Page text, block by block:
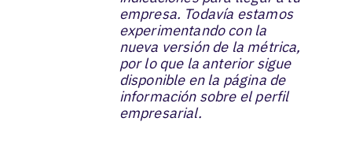
empresa. Todavía estamos
experimentando con la
nueva versión de la métrica,
por lo que la anterior sigue
disponible en la página de
información sobre el perfil
empresarial.